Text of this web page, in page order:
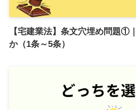
【宅建業法】条文穴埋め問題①
か（1条～5条）